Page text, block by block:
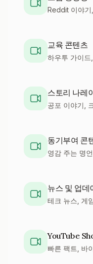
Reddit 이야기
교육 콘텐츠
하우투 가이드
스토리 나레
공포 이야기,
동기부여 콘
영감 주는 명
뉴스 및 업데
테크 뉴스, 게
YouTube
빠른 팩트, 바